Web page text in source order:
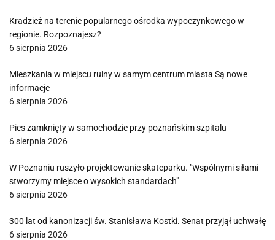
Kradzież na terenie popularnego ośrodka wypoczynkowego w
regionie. Rozpoznajesz?
6 sierpnia 2026
Mieszkania w miejscu ruiny w samym centrum miasta Są nowe
informacje
6 sierpnia 2026
Pies zamknięty w samochodzie przy poznańskim szpitalu
6 sierpnia 2026
W Poznaniu ruszyło projektowanie skateparku. "Wspólnymi siłami
stworzymy miejsce o wysokich standardach"
6 sierpnia 2026
300 lat od kanonizacji św. Stanisława Kostki. Senat przyjął uchwałę
6 sierpnia 2026